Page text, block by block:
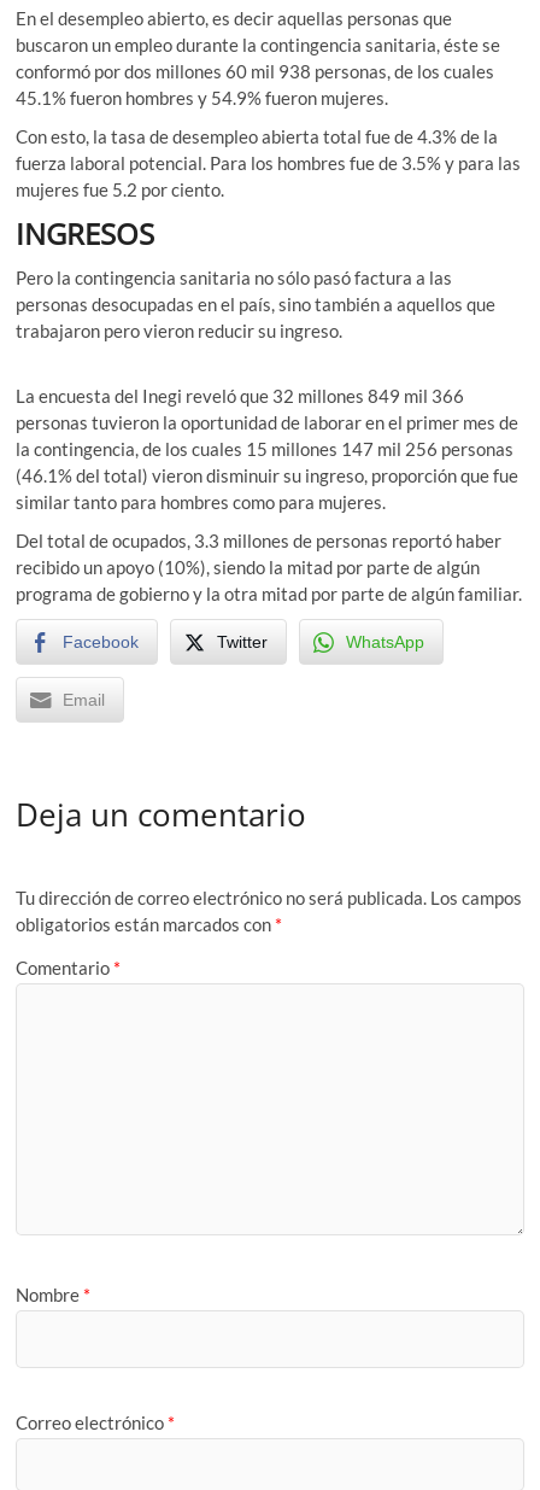
En el desempleo abierto, es decir aquellas personas que
buscaron un empleo durante la contingencia sanitaria, éste se
conformó por dos millones 60 mil 938 personas, de los cuales
45.1% fueron hombres y 54.9% fueron mujeres.
Con esto, la tasa de desempleo abierta total fue de 4.3% de la
fuerza laboral potencial. Para los hombres fue de 3.5% y para las
mujeres fue 5.2 por ciento.
INGRESOS
Pero la contingencia sanitaria no sólo pasó factura a las
personas desocupadas en el país, sino también a aquellos que
trabajaron pero vieron reducir su ingreso.
La encuesta del Inegi reveló que 32 millones 849 mil 366
personas tuvieron la oportunidad de laborar en el primer mes de
la contingencia, de los cuales 15 millones 147 mil 256 personas
(46.1% del total) vieron disminuir su ingreso, proporción que fue
similar tanto para hombres como para mujeres.
Del total de ocupados, 3.3 millones de personas reportó haber
recibido un apoyo (10%), siendo la mitad por parte de algún
programa de gobierno y la otra mitad por parte de algún familiar.
Facebook Twitter WhatsApp
Email
Deja un comentario
Tu dirección de correo electrónico no será publicada. Los campos
obligatorios están marcados con *
Comentario *
Nombre *
Correo electrónico *